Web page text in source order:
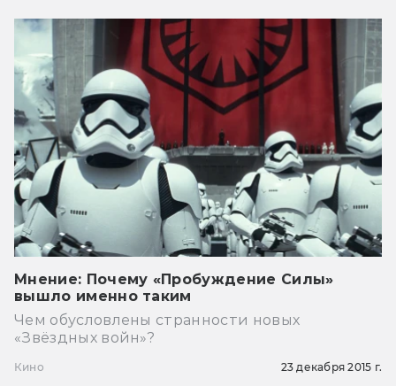
Мнение: Почему «Пробуждение Силы»
вышло именно таким
Чем обусловлены странности новых
«Звёздных войн»?
Кино 23 декабря 2015 г.